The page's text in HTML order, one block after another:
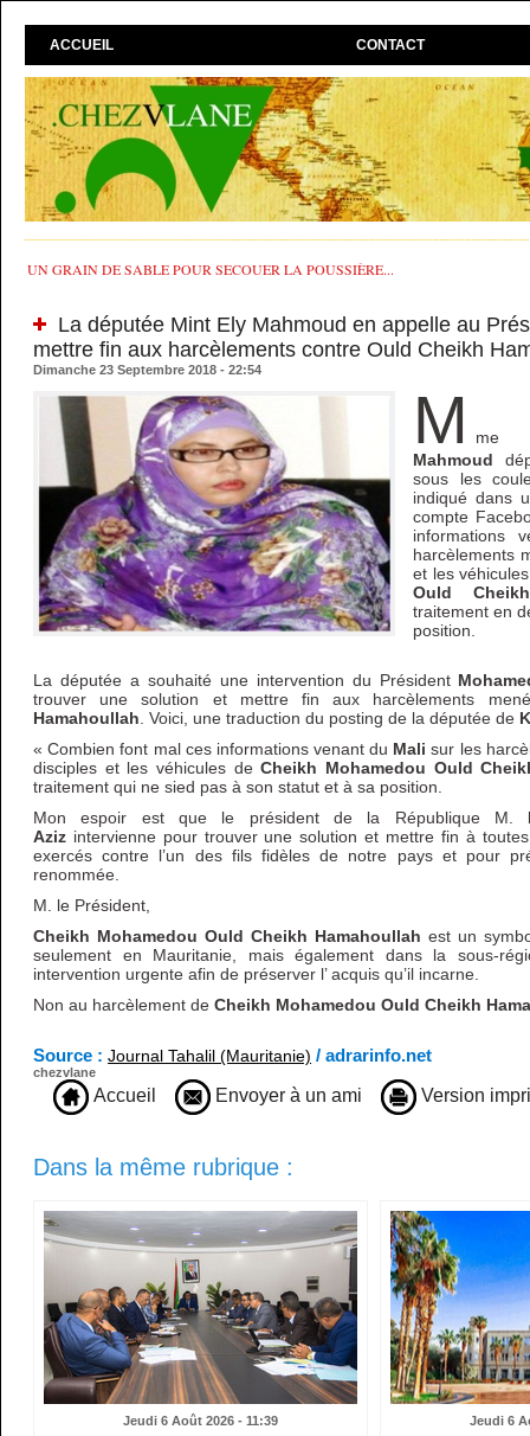
ACCUEIL CONTACT
UN GRAIN DE SABLE POUR SECOUER LA POUSSIÈRE...
La députée Mint Ely Mahmoud en appelle au
mettre fin aux harcèlements contre Ould Cheikh
Dimanche 23 Septembre 2018 - 22:54
M
Mahmoud
sous les
indiqué dans
compte
informations
harcèlements
et les
Ould
traitement en
position.
La députée a souhaité une intervention du Président
trouver une solution et mettre fin aux harcèlements
Hamahoullah . Voici, une traduction du posting de la députée de
« Combien font mal ces informations venant du Malisur les
disciples et les véhicules deCheikh Mohamedou Ould
traitement qui ne sied pas à son statut et à sa position.
Mon espoir est que le président de la République M.
Aziz intervienne pour trouver une solution et mettre fin à
exercés contre l’un des fils fidèles de notre pays et pour
renommée.
M. le Président,
Cheikh Mohamedou Ould Cheikh Hamahoullah est un
seulement en Mauritanie, mais également dans la sous-
intervention urgente afin de préserver l’ acquis qu’il incarne.
Non au harcèlement deCheikh Mohamedou Ould Cheikh
Source :Journal Tahalil (Mauritanie) / adrarinfo.net
chezvlane
Accueil Envoyer à un ami Version
Dans la même rubrique :
Jeudi 6 Août 2026 - 11:39 Jeudi 6